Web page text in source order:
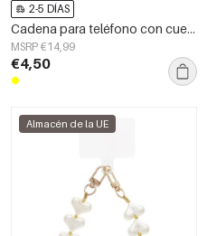
2-5 DÍAS
Cadena para teléfono con cuentas acrílicas, accesorios casuales para uso diario
MSRP €14,99
€4,50
Almacén de la UE